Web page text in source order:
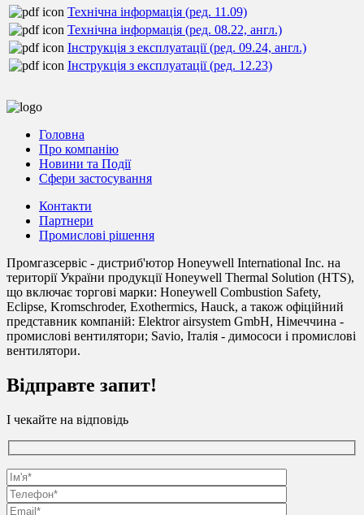
Технічна інформація (ред. 11.09)
Технічна інформація (ред. 08.22, англ.)
Інструкція з експлуатації (ред. 09.24, англ.)
Інструкція з експлуатації (ред. 12.23)
Головна
Про компанію
Новини та Події
Сфери застосування
Контакти
Партнери
Промислові рішення
Промгазсервіс - дистриб'ютор Honeywell International Inc. на
території України продукції Honeywell Thermal Solution (HTS),
що включає торгові марки: Honeywell Combustion Safety,
Eclipse, Kromschroder, Exothermics, Hauck, а також офіційний
представник компаній: Elektror airsystem GmbH, Німеччина -
промислові вентилятори; Savio, Італія - димососи і промислові
вентилятори.
Відправте запит!
І чекайте на відповідь